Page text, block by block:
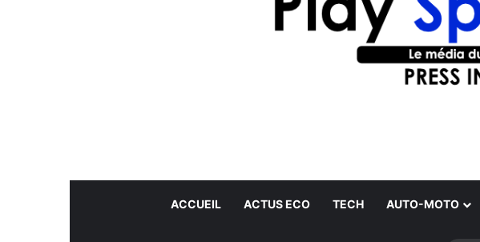
ACCUEIL ACTUS ECO TECH AUTO-MOTO